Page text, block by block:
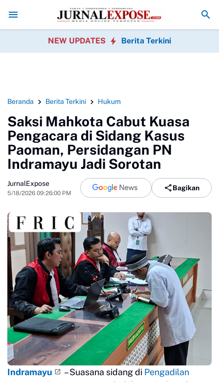
Keterlambatan MBG SDN PasirwalangPPAL Gelar Ziarah
NEW UPDATES Berita Terkini
Beranda Berita Terkini Hukum
Saksi Mahkota Cabut Kuasa
Pengacara di Sidang Kasus
Paoman, Persidangan PN
Indramayu Jadi Sorotan
JurnalExpose
5/18/2026 09:26:00 PM
Bagikan
Indramayu – Suasana sidang di Pengadilan